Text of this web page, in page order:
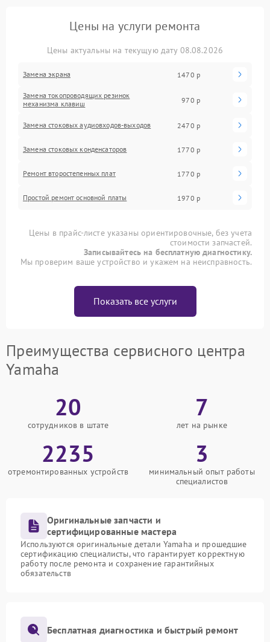
Цены на услуги ремонта
Цены актуальны на текущую дату 08.08.2026
Замена экрана 1470 р
Замена токопроводящих резинок
механизма клавиш
970 р
Замена стоковых аудиовходов-выходов 2470 р
Замена стоковых конденсаторов 1770 р
Ремонт второстепенных плат 1770 р
Простой ремонт основной платы 1970 р
Цены в прайс-листе указаны ориентировочные, без учета
стоимости запчастей.
Записывайтесь на бесплатную диагностику.
Мы проверим ваше устройство и укажем на неисправность.
Показать все услуги
Преимущества сервисного центра
Yamaha
20
сотрудников в штате
7
лет на рынке
2235
отремонтированных устройств
3
минимальный опыт работы
специалистов
Оригинальные запчасти и
сертифицированные мастера
Используются оригинальные детали Yamaha и прошедшие
сертификацию специалисты, что гарантирует корректную
работу после ремонта и сохранение гарантийных
обязательств
Бесплатная диагностика и быстрый ремонт